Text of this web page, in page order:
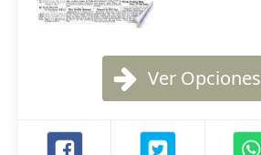
Ver Opciones